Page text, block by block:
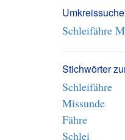
Schleifähre
Stichwörter
Schleifähre
Missunde
Fähre
Schlei